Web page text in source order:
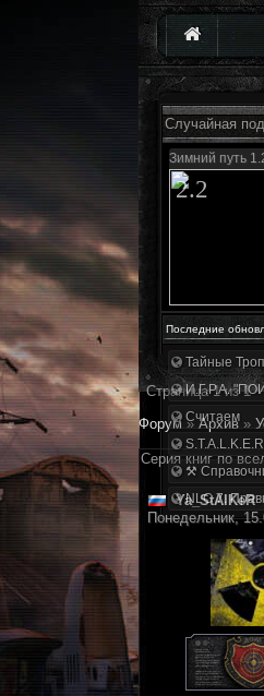
Случайная
Зимний путь
2.2
Последние
Тайные
И.Г.Р.А.
Считаем
⚒
NLC 7.
Страница1из1
Форум » Архив »
Серия книг по
Ya_StAlKeR
Понедельник,